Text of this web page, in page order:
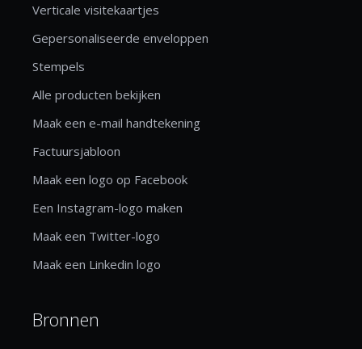
Verticale visitekaartjes
Gepersonaliseerde enveloppen
Stempels
Alle producten bekijken
Maak een e-mail handtekening
Factuursjabloon
Maak een logo op Facebook
Een Instagram-logo maken
Maak een Twitter-logo
Maak een Linkedin logo
Bronnen